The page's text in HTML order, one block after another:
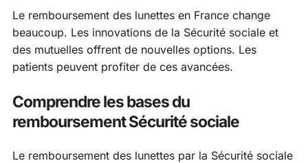
Le remboursement des lunettes en France change
beaucoup. Les innovations de la Sécurité sociale et
des mutuelles offrent de nouvelles options. Les
patients peuvent profiter de ces avancées.
Comprendre les bases du
remboursement Sécurité sociale
Le remboursement des lunettes par la Sécurité sociale